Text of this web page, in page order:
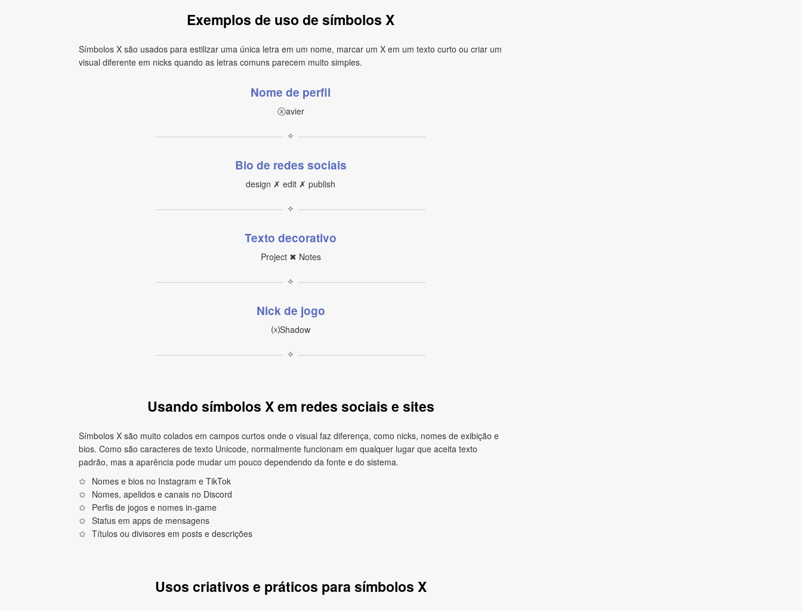
Exemplos de uso de símbolos X
Símbolos X são usados para estilizar uma única letra em um nome, marcar um X em um texto curto ou criar um
visual diferente em nicks quando as letras comuns parecem muito simples.
Nome de perfil
ⓧavier
✧
Bio de redes sociais
design ✗ edit ✗ publish
✧
Texto decorativo
Project ✖ Notes
✧
Nick de jogo
⒳Shadow
✧
Usando símbolos X em redes sociais e sites
Símbolos X são muito colados em campos curtos onde o visual faz diferença, como nicks, nomes de exibição e
bios. Como são caracteres de texto Unicode, normalmente funcionam em qualquer lugar que aceita texto
padrão, mas a aparência pode mudar um pouco dependendo da fonte e do sistema.
Nomes e bios no Instagram e TikTok
Nomes, apelidos e canais no Discord
Perfis de jogos e nomes in‑game
Status em apps de mensagens
Títulos ou divisores em posts e descrições
Usos criativos e práticos para símbolos X